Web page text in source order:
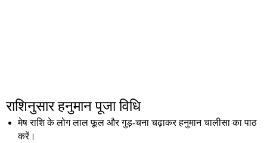
राशिनुसार हनुमान पूजा विधि
मेष राशि के लोग लाल फूल और गुड़-चना चढ़ाकरहनुमान चालीसाका पाठ
करें।